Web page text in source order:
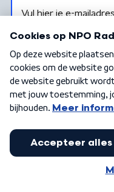
Algemene voorwaarden